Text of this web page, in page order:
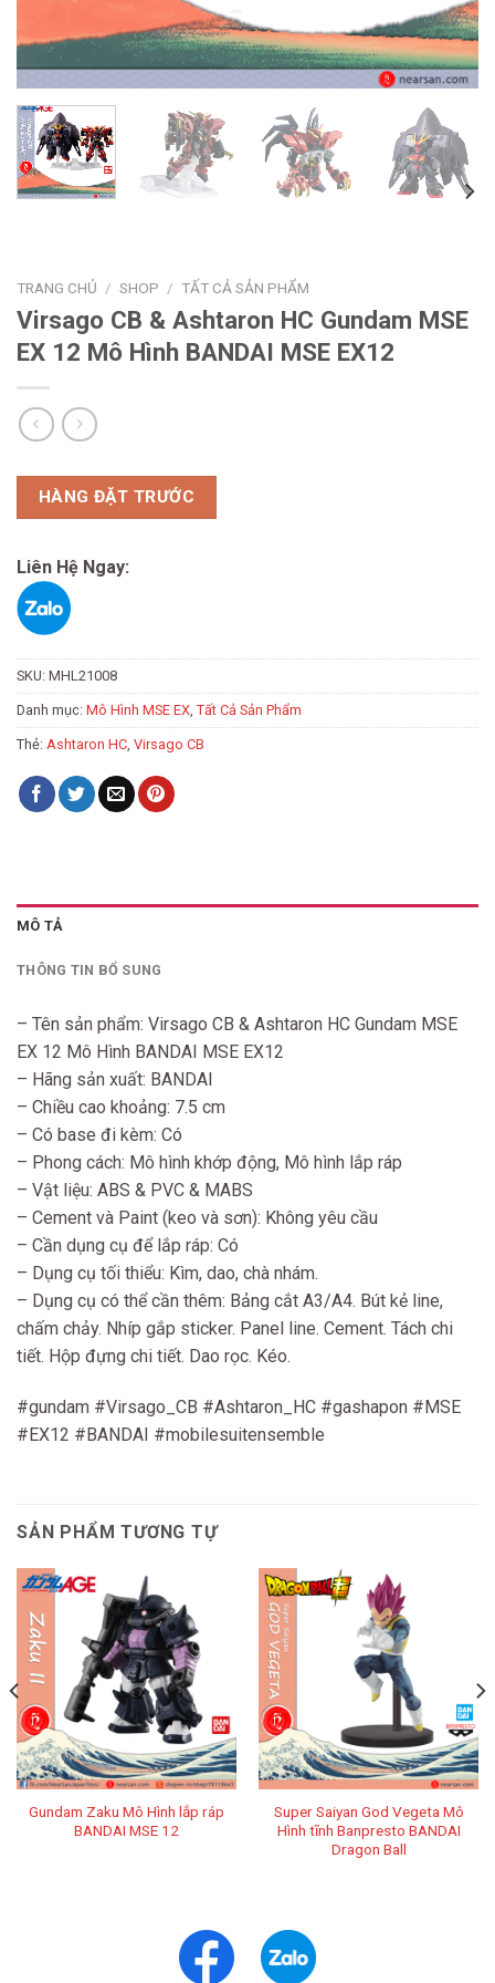
TRANG CHỦ / SHOP / TẤT CẢ SẢN PHẨM
Virsago CB & Ashtaron HC Gundam MSE
EX 12 Mô Hình BANDAI MSE EX12
HÀNG ĐẶT TRƯỚC
Liên Hệ Ngay:
SKU: MHL21008
Danh mục: Mô Hình MSE EX Tất Cả Sản Phẩm
Thẻ: Ashtaron HC Virsago CB
MÔ TẢ
THÔNG TIN BỔ SUNG
– Tên sản phẩm: Virsago CB & Ashtaron HC Gundam MSE
EX 12 Mô Hình BANDAI MSE EX12
– Hãng sản xuất: BANDAI
– Chiều cao khoảng: 7.5 cm
– Có base đi kèm: Có
– Phong cách: Mô hình khớp động, Mô hình lắp ráp
– Vật liệu: ABS & PVC & MABS
– Cement và Paint (keo và sơn): Không yêu cầu
– Cần dụng cụ để lắp ráp: Có
– Dụng cụ tối thiểu: Kìm, dao, chà nhám.
– Dụng cụ có thể cần thêm: Bảng cắt A3/A4. Bút kẻ line,
chấm chảy. Nhíp gắp sticker. Panel line. Cement. Tách chi
tiết. Hộp đựng chi tiết. Dao rọc. Kéo.
#gundam #Virsago_CB #Ashtaron_HC #gashapon #MSE
#EX12 #BANDAI #mobilesuitensemble
SẢN PHẨM TƯƠNG TỰ
Gundam Zaku Mô Hình lắp ráp
BANDAI MSE 12
Super Saiyan God Vegeta Mô
Hình tĩnh Banpresto BANDAI
Dragon Ball